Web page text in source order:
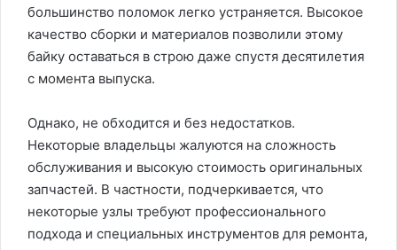
большинство поломок легко устраняется. Высокое
качество сборки и материалов позволили этому
байку оставаться в строю даже спустя десятилетия
с момента выпуска.
Однако, не обходится и без недостатков.
Некоторые владельцы жалуются на сложность
обслуживания и высокую стоимость оригинальных
запчастей. В частности, подчеркивается, что
некоторые узлы требуют профессионального
подхода и специальных инструментов для ремонта,